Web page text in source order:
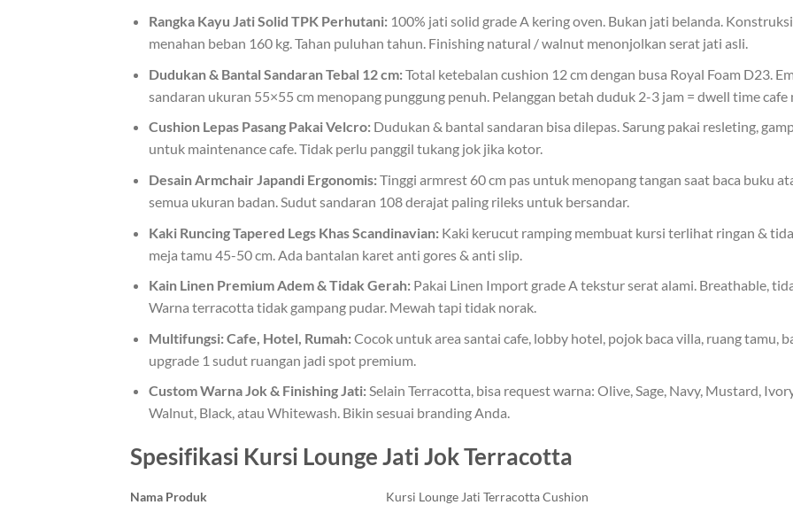
Rangka Kayu Jati Solid TPK Perhutani:100% jati solid grade A kering oven. Bukan jati belanda.
menahan beban 160 kg. Tahan puluhan tahun. Finishing natural / walnut menonjolkan serat jati asli.
Dudukan & Bantal Sandaran Tebal 12 cm:Total ketebalan cushion 12 cm dengan busa Royal Foam D23.
sandaran ukuran 55×55 cm menopang punggung penuh. Pelanggan betah duduk 2-3 jam = dwell time cafe
Cushion Lepas Pasang Pakai Velcro:Dudukan & bantal sandaran bisa dilepas. Sarung pakai resleting,
untuk maintenance cafe. Tidak perlu panggil tukang jok jika kotor.
Desain Armchair Japandi Ergonomis:Tinggi armrest 60 cm pas untuk menopang tangan saat baca buku
semua ukuran badan. Sudut sandaran 108 derajat paling rileks untuk bersandar.
Kaki Runcing Tapered Legs Khas Scandinavian:Kaki kerucut ramping membuat kursi terlihat ringan &
meja tamu 45-50 cm. Ada bantalan karet anti gores & anti slip.
Kain Linen Premium Adem & Tidak Gerah:Pakai Linen Import grade A tekstur serat alami. Breathable,
Warna terracotta tidak gampang pudar. Mewah tapi tidak norak.
Multifungsi: Cafe, Hotel, Rumah:Cocok untuk area santai cafe, lobby hotel, pojok baca villa, ruang tamu,
upgrade 1 sudut ruangan jadi spot premium.
Custom Warna Jok & Finishing Jati:Selain Terracotta, bisa request warna: Olive, Sage, Navy, Mustard,
Walnut, Black, atau Whitewash. Bikin sesuai branding Anda.
Spesifikasi Kursi Lounge Jati Jok Terracotta
Nama Produk
Kursi Lounge Jati Terracotta Cushion